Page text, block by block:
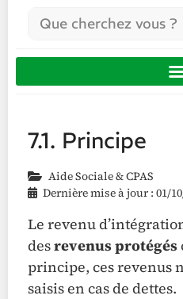
7.1. Principe
Aide Sociale & CPAS
Dernière mise à jour : 01/
Le revenu
desrevenus protégés
principe, ces revenus
saisis en cas de dettes.